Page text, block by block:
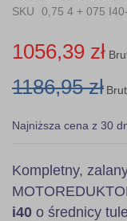
SKU
0,75 4 + 075
1056,39 zł
1186,95 zł
Najniższa cena z 30
Kompletny,
i40 o średnicy